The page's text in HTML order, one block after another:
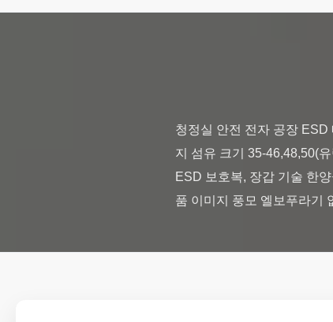
청정실 안전 전자 공장
지 섬유 크기 35-46,48,50(
ESD 보호복, 장갑 기술 한
품 이미지 풍모 엘보푸라기